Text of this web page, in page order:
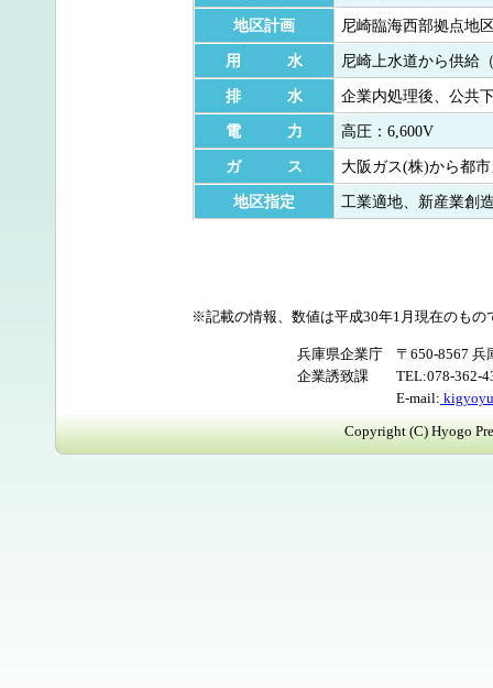
地区計画
尼崎臨海西部拠点地
用 水
尼崎上水道から供給
排 水
企業内処理後、公共
電 力
高圧：6,600V
ガ ス
大阪ガス(株)から都
地区指定
工業適地、新産業創
※記載の情報、数値は平成30年1月現在のも
兵庫県企業庁
企業誘致課
〒650-8567 兵
TEL:078-362-
E-mail:
Copyright (C) Hyogo